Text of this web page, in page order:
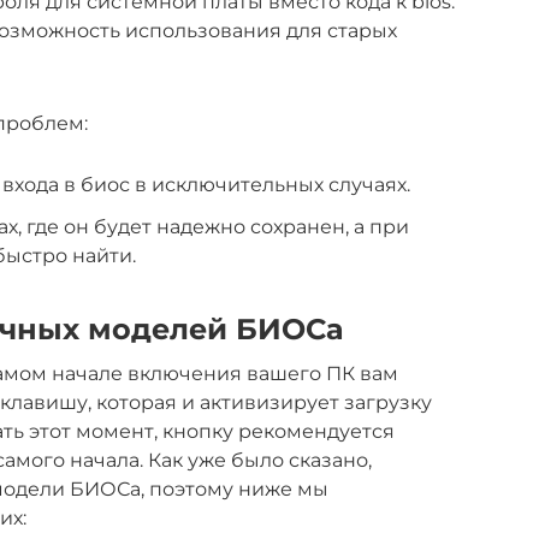
использования для старых
в биос в исключительных случаях.
где он будет надежно сохранен, а при
найти.
моделей БИОСа
начале включения вашего ПК вам
которая и активизирует загрузку
этот момент, кнопку рекомендуется
начала. Как уже было сказано,
БИОСа, поэтому ниже мы